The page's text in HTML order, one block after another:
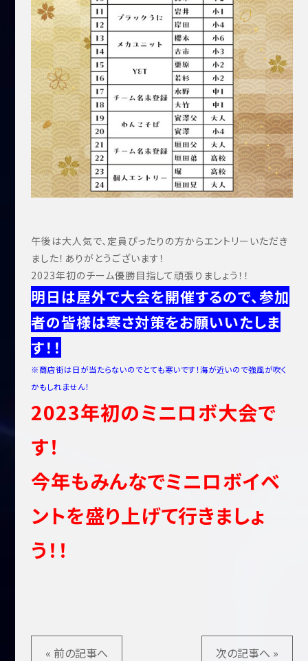
午後は大人気で、定員ぴったりの方からエントリーいただき
ました！ありがとうございます！
2023年初のチーム優勝目指して頑張りましょう！！
明日は屋外で大会を開催するので、参加
者の皆様は寒さ対策をお願いいたしま
す！！
※商店街は日が当たらないのでとても寒いです！海が近いので強風が吹く
かもしれません！
2023年初のミニロボ大会で
す！
今年もみんなでミニロボイベ
ントを盛り上げて行きましょ
う！！
« 前の記事へ 次の記事へ »